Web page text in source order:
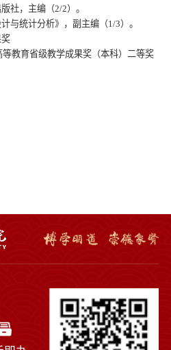
社，主编 （2/2）。
与统计分析》，副主编（1/3）。
奖
教育省级教学成果奖（本科）二等奖